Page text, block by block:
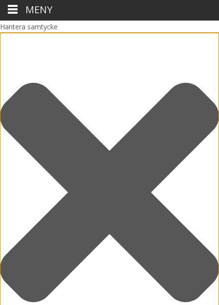
Hantera samtycke
MENY